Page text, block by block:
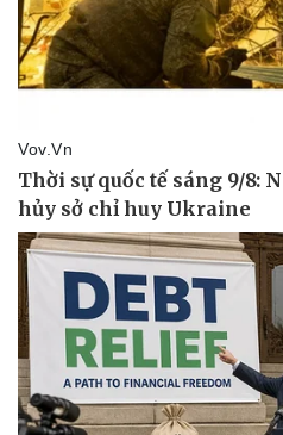
Thể thao
Bóng đá
Lịch thi đấu bóng đá
Thế giới thể thao
eSports
Hậu trường